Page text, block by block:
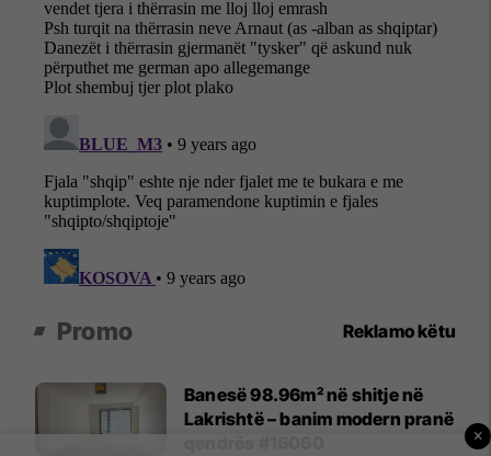
Promo Reklamo këtu
Banesë 98.96m² në shitje në
Lakrishtë – banim modern pranë
×